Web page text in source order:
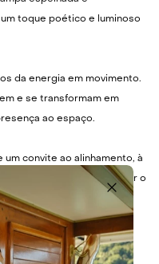
toque poético e luminoso
da energia em movimento.
e se transformam em
ao espaço.
convite ao alinhamento, à
Vertentes propõe sentir o